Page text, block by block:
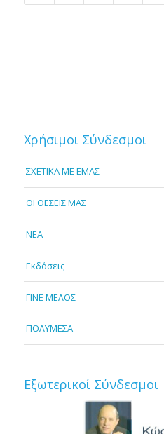
Χρήσιμοι Σύνδεσμοι
ΣΧΕΤΙΚΑ ΜΕ ΕΜΑΣ
OI ΘΕΣΕΙΣ ΜΑΣ
NEA
Εκδόσεις
ΓΙΝΕ ΜΕΛΟΣ
ΠΟΛΥΜΕΣΑ
Εξωτερικοί Σύνδεσμοι